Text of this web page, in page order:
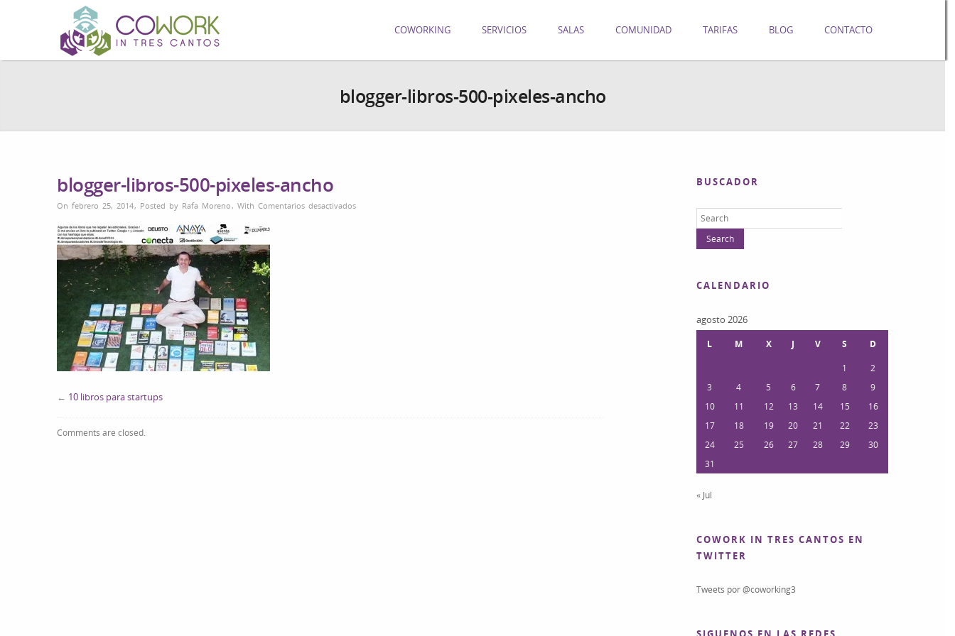
COWORKING SERVICIOS SALAS COMUNIDAD TARIFAS BLOG CONTACTO
blogger-libros-500-pixeles-ancho
blogger-libros-500-pixeles-ancho
On febrero 25, 2014, Posted by Rafa Moreno, With Comentarios desactivadosen
← 10 libros para startups
Comments are closed.
BUSCADOR
CALENDARIO
agosto 2026
L M X J V S
D
1
2
3
4 5 6 7 8
9
10
11 12 13 14 15
16
17
18 19 20 21 22
23
24
25 26 27 28 29
30
31
« Jul
COWORK IN TRES CANTOS EN
TWITTER
Tweets por @coworking3